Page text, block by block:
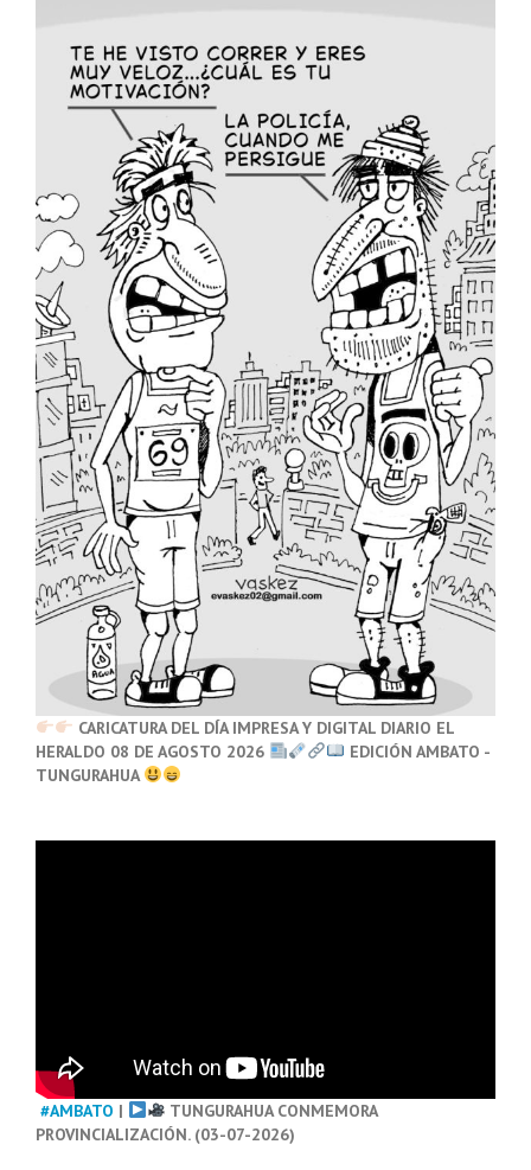
CARICATURA DEL DÍA IMPRESA Y DIGITAL DIARIO EL
HERALDO 08 DE AGOSTO 2026
EDICIÓN AMBATO -
TUNGURAHUA
#AMBATO |
TUNGURAHUA CONMEMORA
PROVINCIALIZACIÓN. (03-07-2026)